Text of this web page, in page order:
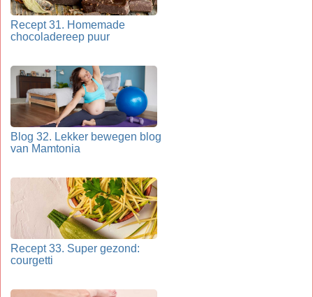
Recept 31. Homemade
chocoladereep puur
Blog 32. Lekker bewegen blog
van Mamtonia
Recept 33. Super gezond:
courgetti